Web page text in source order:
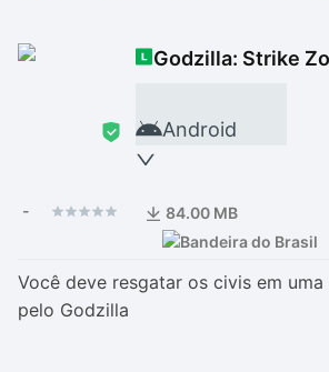
Godzilla: Strike
Android
- 84.00 MB
Você deve resgatar os civis em
pelo Godzilla